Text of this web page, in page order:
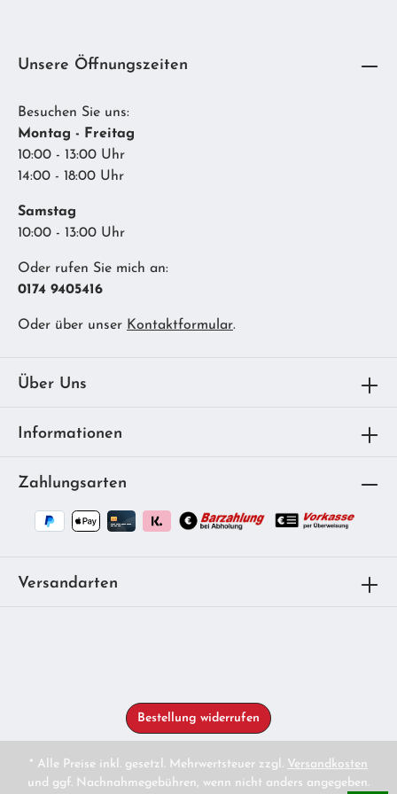
Unsere Öffnungszeiten
Besuchen Sie uns:
Montag - Freitag
10:00 - 13:00 Uhr
14:00 - 18:00 Uhr
Samstag
10:00 - 13:00 Uhr
Oder rufen Sie mich an:
0174 9405416
Oder über unser Kontaktformular.
Über Uns
Informationen
Zahlungsarten
Versandarten
Bestellung widerrufen
* Alle Preise inkl. gesetzl. Mehrwertsteuer zzgl. Versandkosten
und ggf. Nachnahmegebühren, wenn nicht anders angegeben.